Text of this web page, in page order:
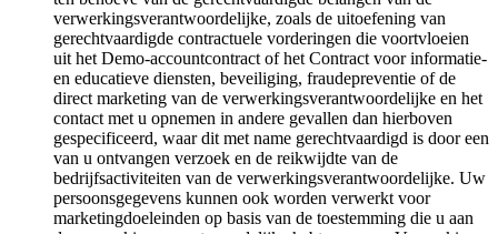
verwerkingsverantwoordelijke, zoals de uitoefening van
gerechtvaardigde contractuele vorderingen die voortvloeien
uit het Demo-accountcontract of het Contract voor informatie-
en educatieve diensten, beveiliging, fraudepreventie of de
direct marketing van de verwerkingsverantwoordelijke en het
contact met u opnemen in andere gevallen dan hierboven
gespecificeerd, waar dit met name gerechtvaardigd is door een
van u ontvangen verzoek en de reikwijdte van de
bedrijfsactiviteiten van de verwerkingsverantwoordelijke. Uw
persoonsgegevens kunnen ook worden verwerkt voor
marketingdoeleinden op basis van de toestemming die u aan